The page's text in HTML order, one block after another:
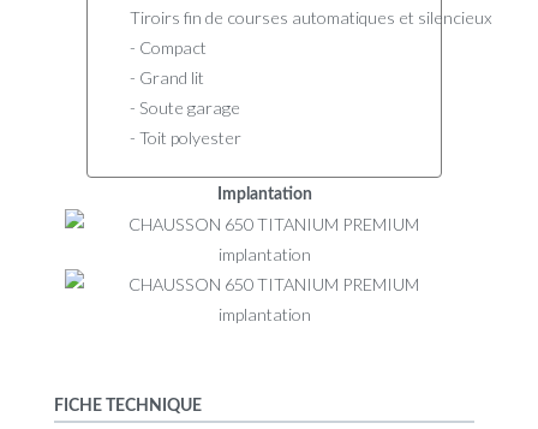
Tiroirs fin de courses automatiques et silencieux
- Compact
- Grand lit
- Soute garage
- Toit polyester
Implantation
FICHE TECHNIQUE